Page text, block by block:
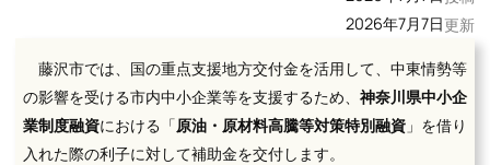
2026年7月7日更新
藤沢市では、国の重点支援地方交付金を活用して、中東情勢等
の影響を受ける市内中小企業等を支援するため、 神奈川県中小企
業制度融資における「原油・原材料高騰等対策特別融資」を借り
入れた際の利子に対して補助金を交付します。